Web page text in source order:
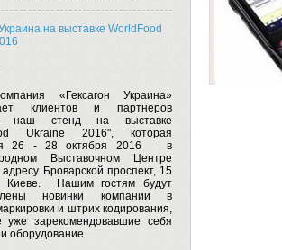
на выставке WorldFood
«Гексагон Украина»
клиентов и партнеров
наш стенд на выставке
Ukraine 2016", которая
26 - 28 октября 2016
в
Выставочном Центре
Броварской проспект, 15
Киеве.
Нашим гостям будут
новинки компании в
и штрих кодирования,
зарекомендовавшие себя
оборудование.